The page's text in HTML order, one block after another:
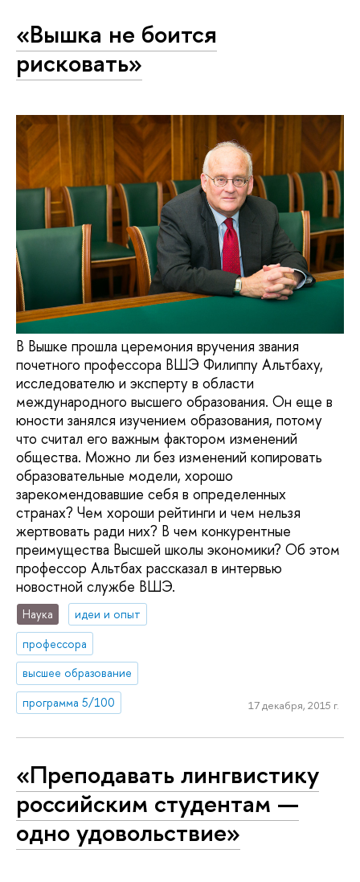
«Вышка не боится
рисковать»
В Вышке прошла церемония вручения звания
почетного профессора ВШЭ Филиппу Альтбаху,
исследователю и эксперту в области
международного высшего образования. Он еще в
юности занялся изучением образования, потому
что считал его важным фактором изменений
общества. Можно ли без изменений копировать
образовательные модели, хорошо
зарекомендовавшие себя в определенных
странах? Чем хороши рейтинги и чем нельзя
жертвовать ради них? В чем конкурентные
преимущества Высшей школы экономики? Об этом
профессор Альтбах рассказал в интервью
новостной службе ВШЭ.
Наука
идеи и опыт
профессора
высшее образование
программа 5/100
17 декабря, 2015 г.
«Преподавать лингвистику
российским студентам —
одно удовольствие»